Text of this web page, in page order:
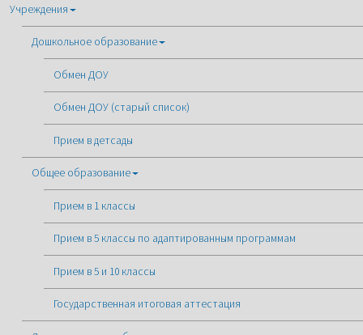
Учреждения
Дошкольное образование
Обмен ДОУ
Обмен ДОУ (старый список)
Прием в детсады
Общее образование
Прием в 1 классы
Прием в 5 классы по адаптированным программам
Прием в 5 и 10 классы
Государственная итоговая аттестация